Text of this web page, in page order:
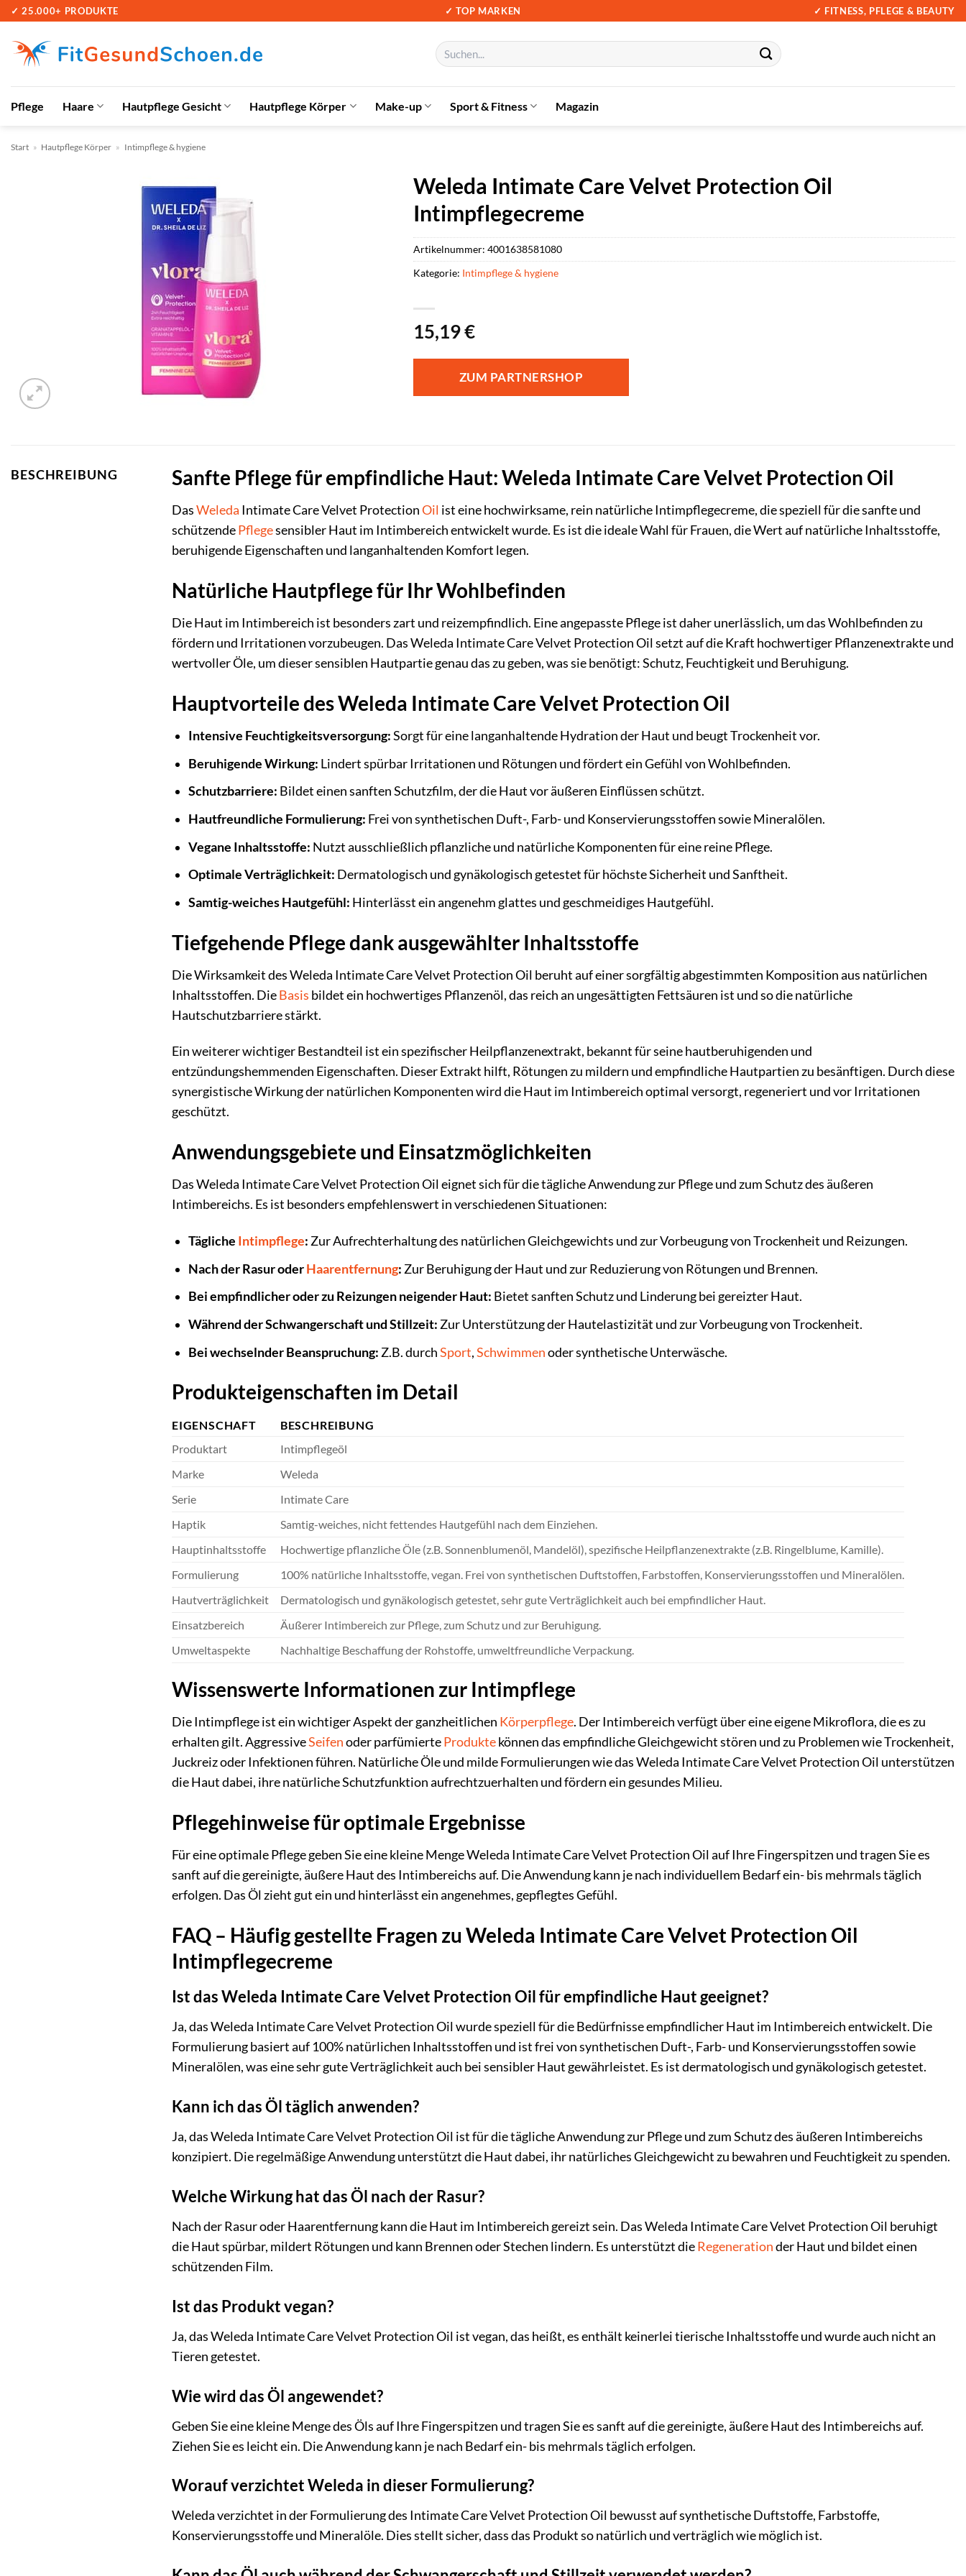
Zum
springen
✓ 25.000+ PRODUKTE ✓ TOP MARKEN ✓ FITNESS, PFLEGE & BEAUTY
Suchen
nach:
Pflege Haare Hautpflege Gesicht Hautpflege Körper Make-up Sport & Fitness Magazin
Start » Hautpflege Körper » Intimpflege & hygiene
Weleda Intimate Care Velvet Protection Oil
Intimpflegecreme
15,19€
ZUM PARTNERSHOP
Artikelnummer: 4001638581080
Kategorie: Intimpflege & hygiene
BESCHREIBUNG Sanfte Pflege für empfindliche Haut: Weleda Intimate Care Velvet Protection Oil
DasWeleda Intimate Care Velvet ProtectionOil ist eine hochwirksame, rein natürliche Intimpflegecreme, die speziell für die sanfte und
schützendePflegesensibler Haut im Intimbereich entwickelt wurde. Es ist die ideale Wahl für Frauen, die Wert auf natürliche Inhaltsstoffe,
beruhigende Eigenschaften und langanhaltenden Komfort legen.
Natürliche Hautpflege für Ihr Wohlbefinden
Die Haut im Intimbereich ist besonders zart und reizempfindlich. Eine angepasste Pflege ist daher unerlässlich, um das Wohlbefinden zu
fördern und Irritationen vorzubeugen. Das Weleda Intimate Care Velvet Protection Oil setzt auf die Kraft hochwertiger Pflanzenextrakte und
wertvoller Öle, um dieser sensiblen Hautpartie genau das zu geben, was sie benötigt: Schutz, Feuchtigkeit und Beruhigung.
Hauptvorteile des Weleda Intimate Care Velvet Protection Oil
Intensive Feuchtigkeitsversorgung:Sorgt für eine langanhaltende Hydration der Haut und beugt Trockenheit vor.
Beruhigende Wirkung: Lindert spürbar Irritationen und Rötungen und fördert ein Gefühl von Wohlbefinden.
Schutzbarriere: Bildet einen sanften Schutzfilm, der die Haut vor äußeren Einflüssen schützt.
Hautfreundliche Formulierung: Frei von synthetischen Duft-, Farb- und Konservierungsstoffen sowie Mineralölen.
Vegane Inhaltsstoffe: Nutzt ausschließlich pflanzliche und natürliche Komponenten für eine reine Pflege.
Optimale Verträglichkeit: Dermatologisch und gynäkologisch getestet für höchste Sicherheit und Sanftheit.
Samtig-weiches Hautgefühl: Hinterlässt ein angenehm glattes und geschmeidiges Hautgefühl.
Tiefgehende Pflege dank ausgewählter Inhaltsstoffe
Die Wirksamkeit des Weleda Intimate Care Velvet Protection Oil beruht auf einer sorgfältig abgestimmten Komposition aus natürlichen
Inhaltsstoffen. DieBasis bildet ein hochwertiges Pflanzenöl, das reich an ungesättigten Fettsäuren ist und so die natürliche
Hautschutzbarriere stärkt.
Ein weiterer wichtiger Bestandteil ist ein spezifischer Heilpflanzenextrakt, bekannt für seine hautberuhigenden und
entzündungshemmenden Eigenschaften. Dieser Extrakt hilft, Rötungen zu mildern und empfindliche Hautpartien zu besänftigen. Durch diese
synergistische Wirkung der natürlichen Komponenten wird die Haut im Intimbereich optimal versorgt, regeneriert und vor Irritationen
geschützt.
Anwendungsgebiete und Einsatzmöglichkeiten
Das Weleda Intimate Care Velvet Protection Oil eignet sich für die tägliche Anwendung zur Pflege und zum Schutz des äußeren
Intimbereichs. Es ist besonders empfehlenswert in verschiedenen Situationen:
Tägliche Intimpflege:Zur Aufrechterhaltung des natürlichen Gleichgewichts und zur Vorbeugung von Trockenheit und Reizungen.
Nach der Rasur oderHaarentfernung: Zur Beruhigung der Haut und zur Reduzierung von Rötungen und Brennen.
Bei empfindlicher oder zu Reizungen neigender Haut: Bietet sanften Schutz und Linderung bei gereizter Haut.
Während der Schwangerschaft und Stillzeit: Zur Unterstützung der Hautelastizität und zur Vorbeugung von Trockenheit.
Bei wechselnder Beanspruchung: Z.B. durchSport,Schwimmenoder synthetische Unterwäsche.
Produkteigenschaften im Detail
EIGENSCHAFT
BESCHREIBUNG
Produktart
Intimpflegeöl
Marke
Weleda
Serie
Intimate Care
Haptik
Samtig-weiches, nicht fettendes Hautgefühl nach dem Einziehen.
Hauptinhaltsstoffe
Hochwertige pflanzliche Öle (z.B. Sonnenblumenöl, Mandelöl), spezifische Heilpflanzenextrakte (z.B. Ringelblume, Kamille).
Formulierung
100% natürliche Inhaltsstoffe, vegan. Frei von synthetischen Duftstoffen, Farbstoffen, Konservierungsstoffen und Mineralölen.
Hautverträglichkeit
Dermatologisch und gynäkologisch getestet, sehr gute Verträglichkeit auch bei empfindlicher Haut.
Einsatzbereich
Äußerer Intimbereich zur Pflege, zum Schutz und zur Beruhigung.
Umweltaspekte
Nachhaltige Beschaffung der Rohstoffe, umweltfreundliche Verpackung.
Wissenswerte Informationen zur Intimpflege
Die Intimpflege ist ein wichtiger Aspekt der ganzheitlichen Körperpflege. Der Intimbereich verfügt über eine eigene Mikroflora, die es zu
erhalten gilt. AggressiveSeifenoder parfümierteProduktekönnen das empfindliche Gleichgewicht stören und zu Problemen wie Trockenheit,
Juckreiz oder Infektionen führen. Natürliche Öle und milde Formulierungen wie das Weleda Intimate Care Velvet Protection Oil unterstützen
die Haut dabei, ihre natürliche Schutzfunktion aufrechtzuerhalten und fördern ein gesundes Milieu.
Pflegehinweise für optimale Ergebnisse
Für eine optimale Pflege geben Sie eine kleine Menge Weleda Intimate Care Velvet Protection Oil auf Ihre Fingerspitzen und tragen Sie es
sanft auf die gereinigte, äußere Haut des Intimbereichs auf. Die Anwendung kann je nach individuellem Bedarf ein- bis mehrmals täglich
erfolgen. Das Öl zieht gut ein und hinterlässt ein angenehmes, gepflegtes Gefühl.
FAQ – Häufig gestellte Fragen zu Weleda Intimate Care Velvet Protection Oil
Intimpflegecreme
Ist das Weleda Intimate Care Velvet Protection Oil für empfindliche Haut geeignet?
Ja, das Weleda Intimate Care Velvet Protection Oil wurde speziell für die Bedürfnisse empfindlicher Haut im Intimbereich entwickelt. Die
Formulierung basiert auf 100% natürlichen Inhaltsstoffen und ist frei von synthetischen Duft-, Farb- und Konservierungsstoffen sowie
Mineralölen, was eine sehr gute Verträglichkeit auch bei sensibler Haut gewährleistet. Es ist dermatologisch und gynäkologisch getestet.
Kann ich das Öl täglich anwenden?
Ja, das Weleda Intimate Care Velvet Protection Oil ist für die tägliche Anwendung zur Pflege und zum Schutz des äußeren Intimbereichs
konzipiert. Die regelmäßige Anwendung unterstützt die Haut dabei, ihr natürliches Gleichgewicht zu bewahren und Feuchtigkeit zu spenden.
Welche Wirkung hat das Öl nach der Rasur?
Nach der Rasur oder Haarentfernung kann die Haut im Intimbereich gereizt sein. Das Weleda Intimate Care Velvet Protection Oil beruhigt
die Haut spürbar, mildert Rötungen und kann Brennen oder Stechen lindern. Es unterstützt dieRegenerationder Haut und bildet einen
schützenden Film.
Ist das Produkt vegan?
Ja, das Weleda Intimate Care Velvet Protection Oil ist vegan, das heißt, es enthält keinerlei tierische Inhaltsstoffe und wurde auch nicht an
Tieren getestet.
Wie wird das Öl angewendet?
Geben Sie eine kleine Menge des Öls auf Ihre Fingerspitzen und tragen Sie es sanft auf die gereinigte, äußere Haut des Intimbereichs auf.
Ziehen Sie es leicht ein. Die Anwendung kann je nach Bedarf ein- bis mehrmals täglich erfolgen.
Worauf verzichtet Weleda in dieser Formulierung?
Weleda verzichtet in der Formulierung des Intimate Care Velvet Protection Oil bewusst auf synthetische Duftstoffe, Farbstoffe,
Konservierungsstoffe und Mineralöle. Dies stellt sicher, dass das Produkt so natürlich und verträglich wie möglich ist.